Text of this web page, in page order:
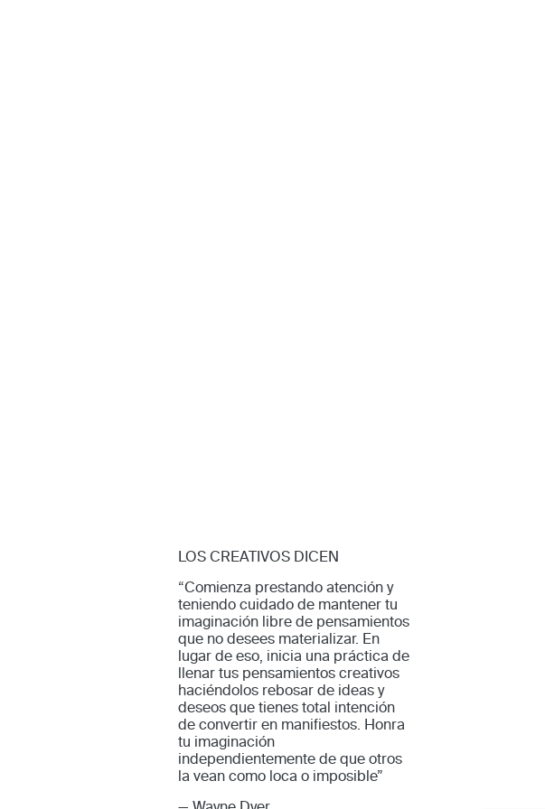
LOS CREATIVOS DICEN
“Comienza prestando atención y
teniendo cuidado de mantener tu
imaginación libre de pensamientos
que no desees materializar. En
lugar de eso, inicia una práctica de
llenar tus pensamientos creativos
haciéndolos rebosar de ideas y
deseos que tienes total intención
de convertir en manifiestos. Honra
tu imaginación
independientemente de que otros
la vean como loca o imposible”